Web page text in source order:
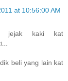
at 10:56:00 AM
jejak kaki kat
beli yang lain kat